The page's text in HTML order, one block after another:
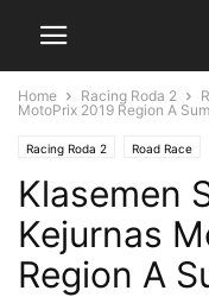
Home Racing Roda 2
MotoPrix 2019 Region A
Racing Roda 2 Road Race
Klasemen
Kejurnas
Region A